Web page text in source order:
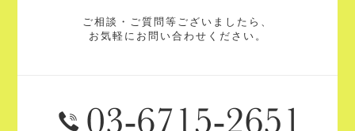
ご相談・ご質問等ございましたら、
お気軽にお問い合わせください。